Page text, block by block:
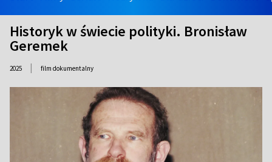
Historyk w świecie polityki. Bronisław
Geremek
2025 | film dokumentalny